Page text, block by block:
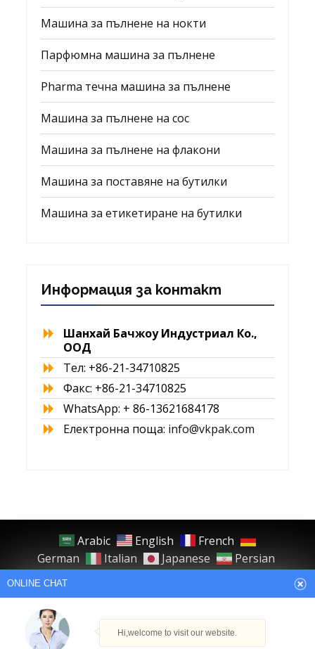
Машина за пълнене на нокти
Парфюмна машина за пълнене
Pharma течна машина за пълнене
Машина за пълнене на сос
Машина за пълнене на флакони
Машина за поставяне на бутилки
Машина за етикетиране на бутилки
Информация за контакт
Шанхай Бачжоу Индустриал Ко.,
ООД
Тел: +86-21-34710825
Факс: +86-21-34710825
WhatsApp: + 86-13621684178
Електронна поща: info@vkpak.com
Arabic English
French
German
Italian Japanese
Persian
Portuguese
Turkish
Thai
Индустриал Ко., ООД. Всички права
Cilina
Hi,welcome to visit our website.